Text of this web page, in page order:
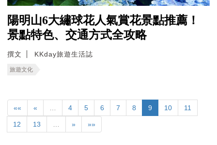
陽明山6大繡球花人氣賞花景點推薦！
景點特色、交通方式全攻略
撰文 KKday旅遊生活誌
旅遊文化
«« « 4 5 6 7 8 9 10 11
12 13 » »»